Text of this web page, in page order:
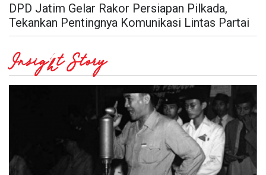
DPD Jatim Gelar Rakor Persiapan Pilkada,
Tekankan Pentingnya Komunikasi Lintas Partai
Insight Story